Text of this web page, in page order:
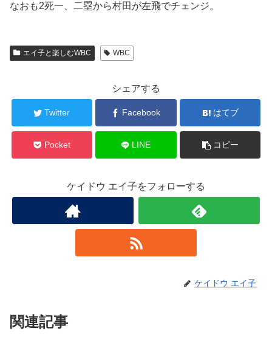
なおも2死一、二塁から村田が左飛でチェンジ。
エイ子と楽しむWBC WBC
シェアする
Twitter Facebook はてブ
Pocket LINE コピー
ケイドウ エイ子をフォローする
ケイドウ エイ子
関連記事